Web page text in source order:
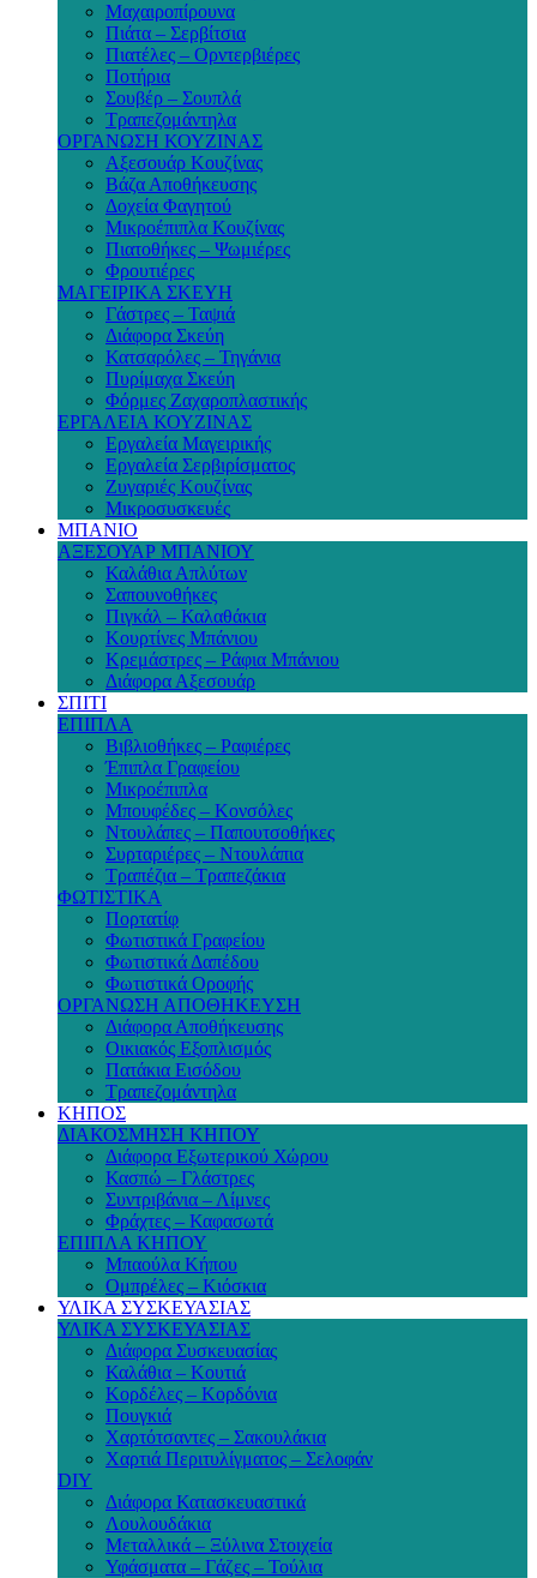
Μαχαιροπίρουνα
Πιάτα – Σερβίτσια
Πιατέλες – Ορντερβιέρες
Ποτήρια
Σουβέρ – Σουπλά
Τραπεζομάντηλα
ΟΡΓΑΝΩΣΗ ΚΟΥΖΙΝΑΣ
Αξεσουάρ Κουζίνας
Βάζα Αποθήκευσης
Δοχεία Φαγητού
Μικροέπιπλα Κουζίνας
Πιατοθήκες – Ψωμιέρες
Φρουτιέρες
ΜΑΓΕΙΡΙΚΑ ΣΚΕΥΗ
Γάστρες – Ταψιά
Διάφορα Σκεύη
Κατσαρόλες – Τηγάνια
Πυρίμαχα Σκεύη
Φόρμες Ζαχαροπλαστικής
ΕΡΓΑΛΕΙΑ ΚΟΥΖΙΝΑΣ
Εργαλεία Μαγειρικής
Εργαλεία Σερβιρίσματος
Ζυγαριές Κουζίνας
Μικροσυσκευές
ΜΠΑΝΙΟ
ΑΞΕΣΟΥΑΡ ΜΠΑΝΙΟΥ
Καλάθια Απλύτων
Σαπουνοθήκες
Πιγκάλ – Καλαθάκια
Κουρτίνες Μπάνιου
Κρεμάστρες – Ράφια Μπάνιου
Διάφορα Αξεσουάρ
ΣΠΙΤΙ
ΕΠΙΠΛΑ
Βιβλιοθήκες – Ραφιέρες
Έπιπλα Γραφείου
Μικροέπιπλα
Μπουφέδες – Κονσόλες
Ντουλάπες – Παπουτσοθήκες
Συρταριέρες – Ντουλάπια
Τραπέζια – Τραπεζάκια
ΦΩΤΙΣΤΙΚΑ
Πορτατίφ
Φωτιστικά Γραφείου
Φωτιστικά Δαπέδου
Φωτιστικά Οροφής
ΟΡΓΑΝΩΣΗ ΑΠΟΘΗΚΕΥΣΗ
Διάφορα Αποθήκευσης
Οικιακός Εξοπλισμός
Πατάκια Εισόδου
Τραπεζομάντηλα
ΚΗΠΟΣ
ΔΙΑΚΟΣΜΗΣΗ ΚΗΠΟΥ
Διάφορα Εξωτερικού Χώρου
Κασπώ – Γλάστρες
Συντριβάνια – Λίμνες
Φράχτες – Καφασωτά
ΕΠΙΠΛΑ ΚΗΠΟΥ
Μπαούλα Κήπου
Ομπρέλες – Κιόσκια
ΥΛΙΚΑ ΣΥΣΚΕΥΑΣΙΑΣ
ΥΛΙΚΑ ΣΥΣΚΕΥΑΣΙΑΣ
Διάφορα Συσκευασίας
Καλάθια – Κουτιά
Κορδέλες – Κορδόνια
Πουγκιά
Χαρτότσαντες – Σακουλάκια
Χαρτιά Περιτυλίγματος – Σελοφάν
DIY
Διάφορα Κατασκευαστικά
Λουλουδάκια
Μεταλλικά – Ξύλινα Στοιχεία
Υφάσματα – Γάζες – Τούλια